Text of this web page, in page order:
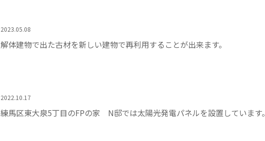
2023.05.08
解体建物で出た古材を新しい建物で再利用することが出来ます。
2022.10.17
練馬区東大泉5丁目のFPの家 N邸では太陽光発電パネルを設置しています。